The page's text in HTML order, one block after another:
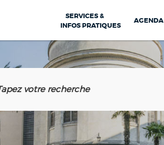
SERVICES &
INFOS PRATIQUES
AGENDA